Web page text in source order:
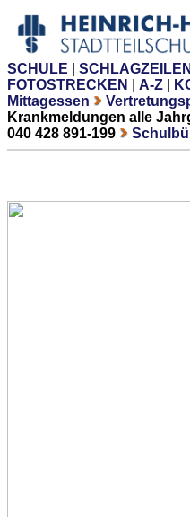
SCHULE SCHLAGZEILEN
FOTOSTRECKEN
A-Z
Mittagessen
Krankmeldungen alle
040 428 891-199